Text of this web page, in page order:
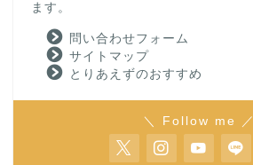
ます。
問い合わせフォーム
サイトマップ
とりあえずのおすすめ
＼ Follow me ／